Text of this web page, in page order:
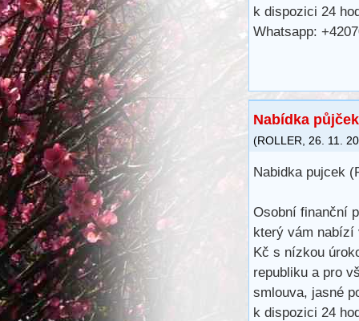
k dispozici 24
Whatsapp:
Nabídka
(ROLLER 26. 11.
Nabidka pujcek
Osobní finanční
který vám nabízí
Kč s nízkou
republiku a pro
smlouva, jasné
k dispozici 24